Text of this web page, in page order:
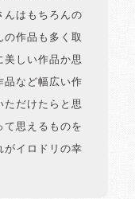
んはもちろんの
作品も多く取
美しい作品か思
品など幅広い作
ただけたらと思
て思えるものを
がイロドリの幸